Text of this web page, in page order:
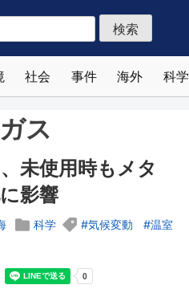
社会 事件 海外 科学
ス
未使用時もメタ
影響
科学 気候変動
温室